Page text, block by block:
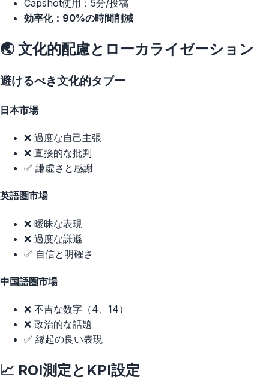
Capshot使用：5分/投稿
効率化：90%の時間削減
🌏 文化的配慮とローカライゼーション
避けるべき文化的タブー
日本市場
❌ 過度な自己主張
❌ 直接的な批判
✅ 謙虚さと感謝
英語圏市場
❌ 曖昧な表現
❌ 過度な謙遜
✅ 自信と明確さ
中国語圏市場
❌ 不吉な数字（4、14）
❌ 政治的な話題
✅ 縁起の良い表現
📈 ROI測定とKPI設定